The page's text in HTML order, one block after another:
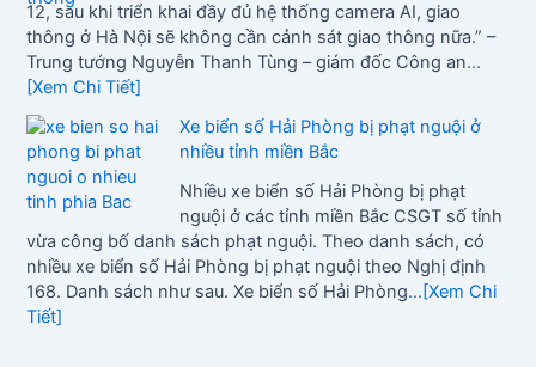
12, sau khi triển khai đầy đủ hệ thống camera AI, giao
thông ở Hà Nội sẽ không cần cảnh sát giao thông nữa.” –
Trung tướng Nguyễn Thanh Tùng – giám đốc Công an...
[Xem Chi Tiết]
Xe biển số Hải Phòng bị phạt nguội ở
nhiều tỉnh miền Bắc
Nhiều xe biển số Hải Phòng bị phạt
nguội ở các tỉnh miền Bắc CSGT số tỉnh
vừa công bố danh sách phạt nguội. Theo danh sách, có
nhiều xe biển số Hải Phòng bị phạt nguội theo Nghị định
168. Danh sách như sau. Xe biển số Hải Phòng...[Xem Chi
Tiết]